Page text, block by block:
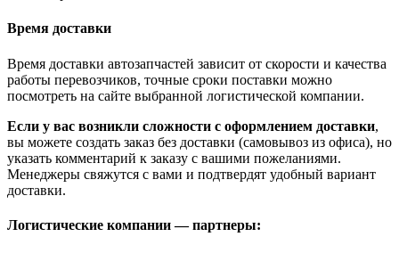
Время доставки
Время доставки автозапчастей зависит от скорости и качества
работы перевозчиков, точные сроки поставки можно
посмотреть на сайте выбранной логистической компании.
Если у вас возникли сложности с оформлением доставки,
вы можете создать заказ без доставки (самовывоз из офиса), но
указать комментарий к заказу с вашими пожеланиями.
Менеджеры свяжутся с вами и подтвердят удобный вариант
доставки.
Логистические компании — партнеры: